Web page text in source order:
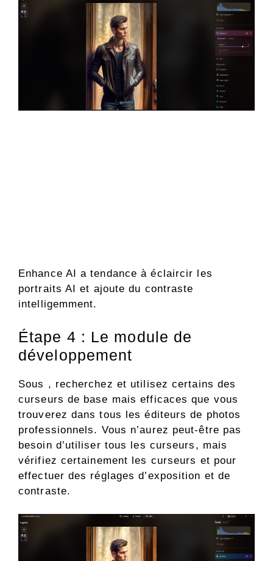
Enhance AI a tendance à éclaircir les
portraits AI et ajoute du contraste
intelligemment.
Étape 4 : Le module de
développement
Sous , recherchez et utilisez certains des
curseurs de base mais efficaces que vous
trouverez dans tous les éditeurs de photos
professionnels. Vous n’aurez peut-être pas
besoin d’utiliser tous les curseurs, mais
vérifiez certainement les curseurs et pour
effectuer des réglages d’exposition et de
contraste.